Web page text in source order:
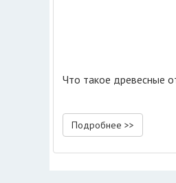
Что такое древесные
Подробнее >>